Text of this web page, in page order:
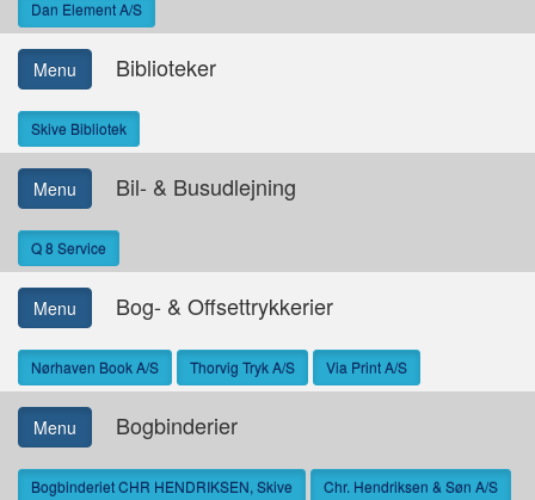
Dan Element A/S
Menu Biblioteker
Skive Bibliotek
Menu Bil- & Busudlejning
Q 8 Service
Menu Bog- & Offsettrykkerier
Nørhaven Book A/S Thorvig Tryk A/S Via Print A/S
Menu Bogbinderier
Bogbinderiet CHR HENDRIKSEN, Skive Chr. Hendriksen & Søn A/S